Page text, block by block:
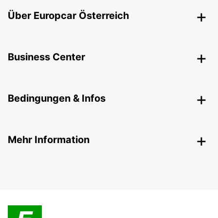
Über Europcar Österreich
Business Center
Bedingungen & Infos
Mehr Information